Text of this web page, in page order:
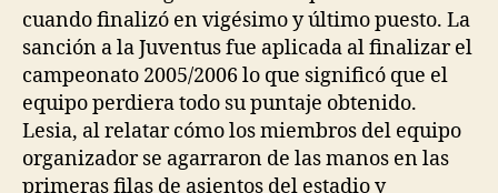
cuando finalizó en vigésimo y último puesto. La
sanción a la Juventus fue aplicada al finalizar el
campeonato 2005/2006 lo que significó que el
equipo perdiera todo su puntaje obtenido.
Lesia, al relatar cómo los miembros del equipo
organizador se agarraron de las manos en las
primeras filas de asientos del estadio y